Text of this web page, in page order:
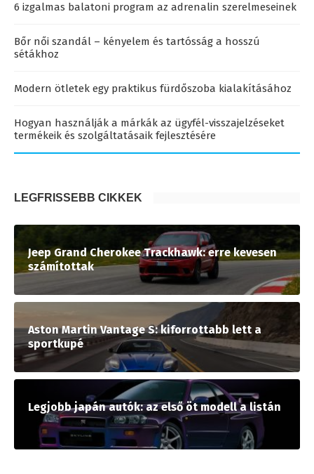
6 izgalmas balatoni program az adrenalin szerelmeseinek
Bőr női szandál – kényelem és tartósság a hosszú
sétákhoz
Modern ötletek egy praktikus fürdőszoba kialakításához
Hogyan használják a márkák az ügyfél-visszajelzéseket
termékeik és szolgáltatásaik fejlesztésére
LEGFRISSEBB CIKKEK
Jeep Grand Cherokee Trackhawk: erre kevesen
számítottak
Aston Martin Vantage S: kiforrottabb lett a
sportkupé
Legjobb japán autók: az első öt modell a listán